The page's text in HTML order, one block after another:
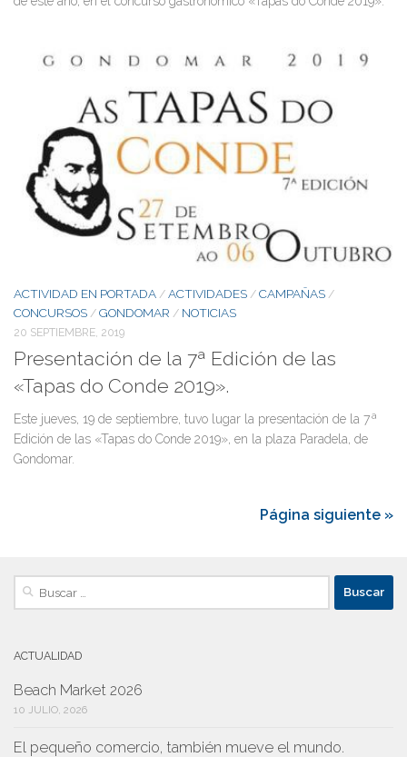
ACTIVIDAD EN PORTADA / ACTIVIDADES / CAMPAÑAS /
CONCURSOS / GONDOMAR / NOTICIAS
20 SEPTIEMBRE, 2019
Presentación de la 7ª Edición de las
«Tapas do Conde 2019».
Este jueves, 19 de septiembre, tuvo lugar la presentación de la 7ª
Edición de las «Tapas do Conde 2019», en la plaza Paradela, de
Gondomar.
Página siguiente »
Buscar:
ACTUALIDAD
Beach Market 2026
10 JULIO, 2026
El pequeño comercio, también mueve el mundo.